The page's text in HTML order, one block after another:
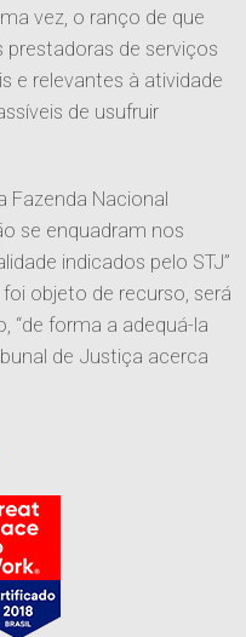
vez, o ranço de que
prestadoras de serviços
e relevantes à atividade
de usufruir
Fazenda Nacional
se enquadram nos
indicados pelo STJ”
objeto de recurso, será
“de forma a adequá-la
de Justiça acerca